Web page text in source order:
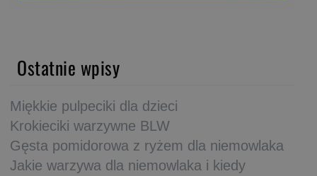
Ostatnie wpisy
Miękkie pulpeciki dla dzieci
Krokieciki warzywne BLW
Gęsta pomidorowa z ryżem dla niemowlaka
Jakie warzywa dla niemowlaka i kiedy